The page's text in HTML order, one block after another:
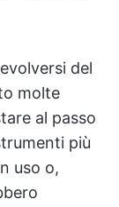
del
molte
al passo
più
uso o,